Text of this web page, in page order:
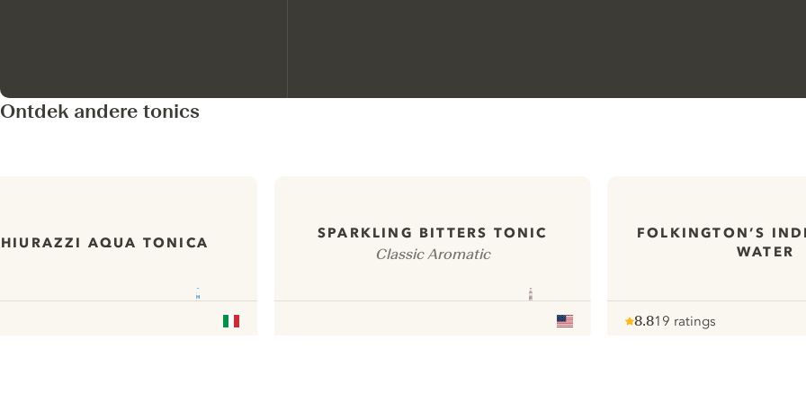
Ontdek andere tonics
AQUA TONICA
SPARKLING BITTERS TONIC
Classic Aromatic
FOLKINGTON’S
WATER
8.819 ratings